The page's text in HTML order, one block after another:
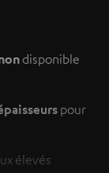
disponible
pour
élevés